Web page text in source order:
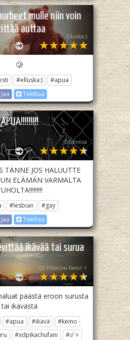
mulle niin voin
auttaa
Elluska:)
🥲
#elluska:)
#apua
Twiittaa
APUA!!!!!!!!!
Ööentiiä
TÄNNE JOS HALUUTTE
ELÄMÄN VARMALTA
#lesbian
#gay
Twiittaa
ikävää tai surua
XD Pikachu fani☄️⚡
päästä eroon surusta
tai ikävästä
#apua #ikävä
#keino
#xdpikachufani
#☄️⚡